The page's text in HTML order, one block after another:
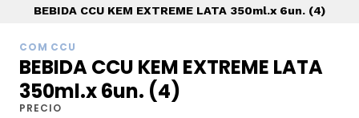
BEBIDA CCU KEM EXTREME LATA 350ml.x 6un. (4)
COM CCU
BEBIDA CCU KEM EXTREME LATA
350ml.x 6un. (4)
PRECIO